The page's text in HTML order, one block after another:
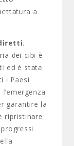
a
.
dei cibi è
ed è stata
i Paesi
garantire la
ripristinare